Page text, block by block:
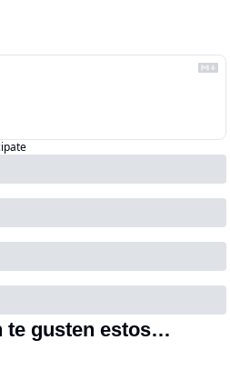
te gusten estos…